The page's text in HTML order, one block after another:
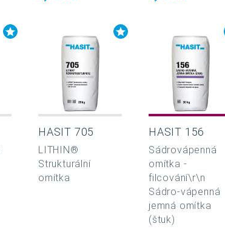
HASIT 705
LITHIN®
Strukturální
omítka
HASIT 156
Sádrovápenná
omítka -
filcování\r\n
Sádro-vápenná
jemná omítka
(štuk)